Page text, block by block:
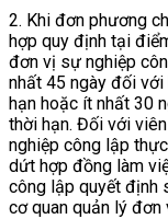
2. Khi đơn phương
hợp quy định tại
đơn vị sự nghiệp
nhất 45 ngày đối
hạn hoặc ít nhất 30
thời hạn. Đối với
nghiệp công lập
dứt hợp đồng làm
công lập quyết định
cơ quan quản lý